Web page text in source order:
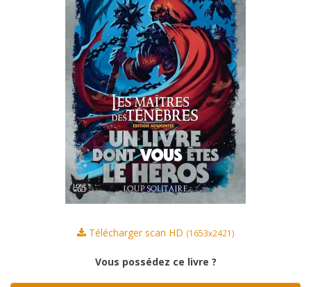
Télécharger scan HD (1653x2421)
Vous possédez ce livre ?